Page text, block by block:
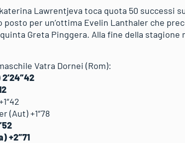
Lawrentjeva toca quota 50 successi
posto per un’ottima Evelin Lanthaler che
Greta Pinggera. Alla fine della stagione
Vatra Dornei (Rom):
(Aut) +1″78
+2″71